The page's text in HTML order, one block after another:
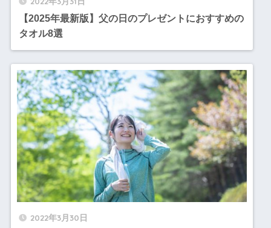
【2025年最新版】父の日のプレゼントにおすすめの
タオル8選
2022年3月30日